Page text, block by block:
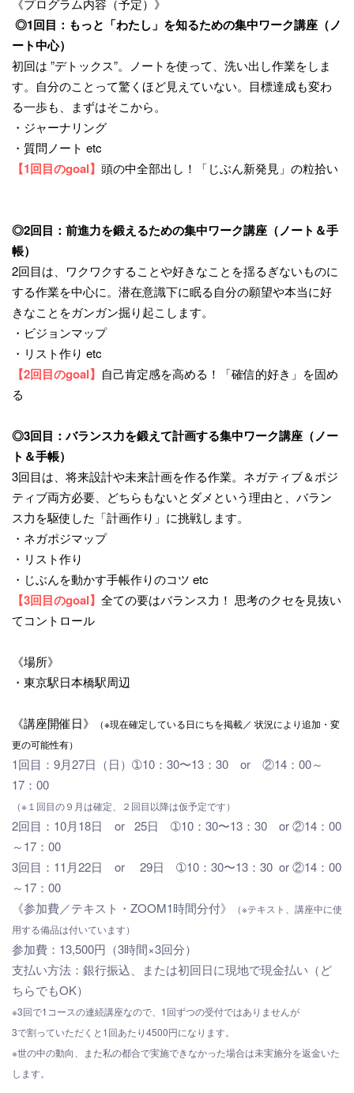
《プログラム内容（予定）》
◎1回目：もっと「わたし」を知るための集中ワーク講座（ノ
ート中心）
初回は ”デトックス”。ノートを使って、洗い出し作業をしま
す。 自分のことって驚くほど見えていない。目標達成も変わ
る一歩も、
まずはそこから。
・ジャーナリング
・質問ノート etc
【1回目のgoal】 頭の中全部出し！「じぶん新発見」の粒拾い
◎2回目：前進力を鍛えるための集中ワーク講座（ノート＆手
帳）
2回目は、 ワクワクすることや好きなことを揺るぎないものに
する作業を中心に。 潜在意識下に眠る自分の願望や本当に好
きなことをガンガン掘り起こします。
・ビジョンマップ
・リスト作り etc
【2回目のgoal】 自己肯定感を高める！「確信的好き」 を固め
る
◎3回目：バランス力を鍛えて計画する集中ワーク講座（ノー
ト＆手帳）
3回目は、将来設計や未来計画を作る作業。 ネガティブ＆ポジ
ティブ両方必要、 どちらもないとダメという理由と、 バラン
ス力を駆使した「計画作り」に挑戦します。
・ネガポジマップ
・リスト作り
・じぶんを動かす手帳作りのコツ etc
【3回目のgoal】 全ての要はバランス力！ 思考のクセを見抜い
てコントロール
《場所》
・東京駅日本橋駅周辺
《講座開催日》 （※現在確定している日にちを掲載／ 状況により追加・変
更の可能性有）
1回目：9月27日（日）➀10：30〜13：30 or ②14：00～
17：00
（※１回目の９月は確定、２回目以降は仮予定です）
2回目：10月18日 or 25日 ➀10：30〜13：30 or ②14：00
～17：00
3回目：11月22日 or 29日 ➀10：30〜13：30 or ②14：00
～17：00
《参加費／テキスト・ZOOM1時間分付》
（※テキスト、講座中に使
用する備品は付いています）
参加費：13,500円（3時間×3回分）
支払い方法：銀行振込、または初回日に現地で現金払い（ど
ちらでもOK）
※3回で1コースの連続講座なので、 1回ずつの受付ではありませんが
3で割っていただくと1回あたり4500円になります。
※世の中の動向、
また私の都合で実施できなかった場合は未実施分を返金いた
します。